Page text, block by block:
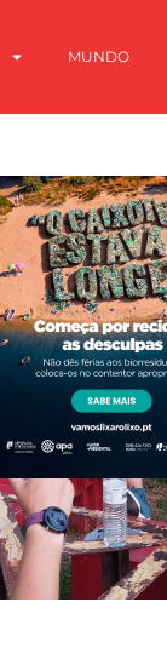
MUNDO